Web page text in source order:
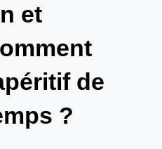
et
de
?